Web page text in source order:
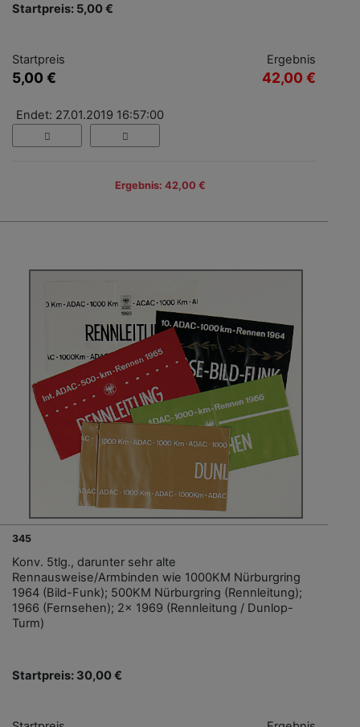
Startpreis: 5,00 €
Startpreis
5,00 €
Ergebnis
42,00 €
Endet: 27.01.2019 16:57:00
Ergebnis: 42,00 €
345
Konv. 5tlg., darunter sehr alte
Rennausweise/Armbinden wie 1000KM Nürburgring
1964 (Bild-Funk); 500KM Nürburgring (Rennleitung);
1966 (Fernsehen); 2x 1969 (Rennleitung / Dunlop-
Turm)
Startpreis: 30,00 €